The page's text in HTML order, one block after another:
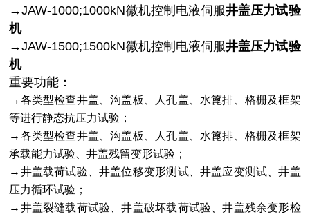
→JAW-1000;1000kN微机控制电液伺服井盖压力试验
机
→JAW-1500;1500kN微机控制电液伺服井盖压力试验
机
重要功能：
→各类型检查井盖、沟盖板、人孔盖、水篦排、格栅及框架
等进行静态抗压力试验；
→各类型检查井盖、沟盖板、人孔盖、水篦排、格栅及框架
承载能力试验、井盖残留变形试验；
→井盖载荷试验、井盖位移变形测试、井盖应变测试、井盖
压力循环试验；
→井盖裂缝载荷试验、井盖破坏载荷试验、井盖残余变形检